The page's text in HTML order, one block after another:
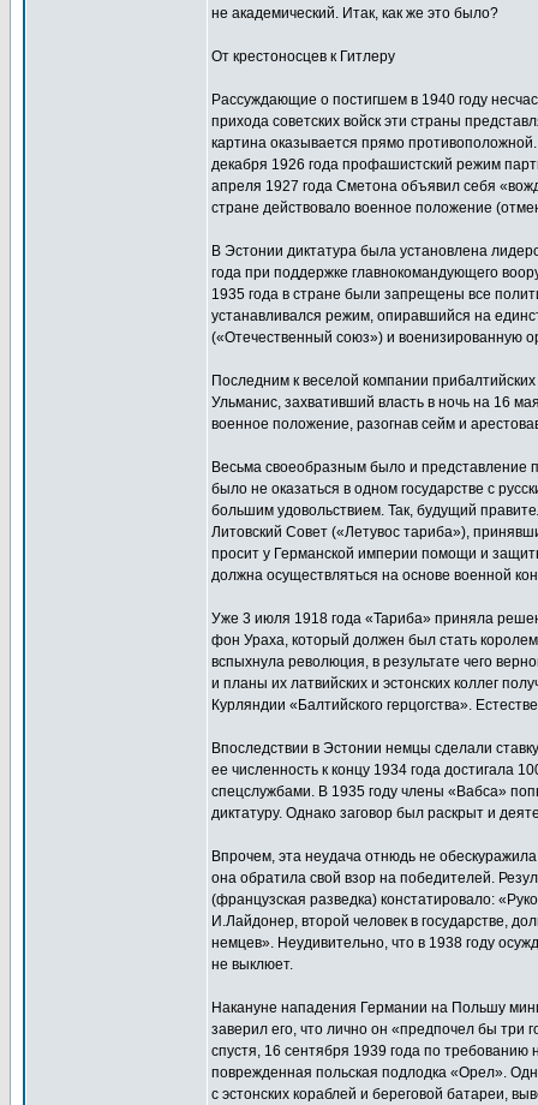
не академический. Итак, как же это было?
От крестоносцев к Гитлеру
Рассуждающие о постигшем в 1940 году
прихода советских войск эти страны
картина оказывается прямо
декабря 1926 года профашистский режим
апреля 1927 года Сметона объявил себя
стране действовало военное положение
В Эстонии диктатура была установлена
года при поддержке главнокомандующего
1935 года в стране были запрещены все
устанавливался режим, опиравшийся на
(«Отечественный союз») и военизированную
Последним к веселой компании
Ульманис, захвативший власть в ночь на 16
военное положение, разогнав сейм и
Весьма своеобразным было и представление
было не оказаться в одном государстве с
большим удовольствием. Так, будущий
Литовский Совет («Летувос тариба»),
просит у Германской империи помощи и
должна осуществляться на основе военной
Уже 3 июля 1918 года «Тариба» приняла
фон Ураха, который должен был стать
вспыхнула революция, в результате чего
и планы их латвийских и эстонских коллег
Курляндии «Балтийского герцогства».
Впоследствии в Эстонии немцы сделали
ее численность к концу 1934 года достигала
спецслужбами. В 1935 году члены «Вабса»
диктатуру. Однако заговор был раскрыт и
Впрочем, эта неудача отнюдь не
она обратила свой взор на победителей.
(французская разведка) констатировало:
И.Лайдонер, второй человек в государстве,
немцев». Неудивительно, что в 1938 году
не выклюет.
Накануне нападения Германии на Польшу
заверил его, что лично он «предпочел бы три
спустя, 16 сентября 1939 года по
поврежденная польская подлодка «Орел».
с эстонских кораблей и береговой батареи,